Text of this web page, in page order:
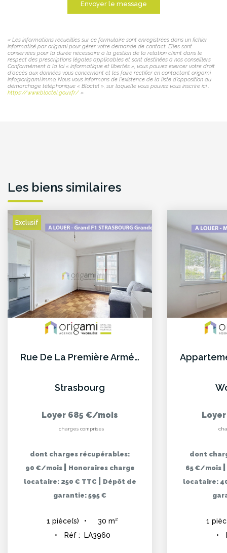
Envoyer le message
« Les informations recueillies sur ce formulaire sont enregistrées dans un fichier
informatisé par origami pour gérer votre demande de contact. Elles sont
conservées pour la durée nécessaire à la gestion de la relation client dans le
respect des prescriptions légales applicables et sont destinées à nos conseillers
Conformément à la loi « informatique et libertés », vous pouvez exercer votre droit
d'accès aux données vous concernant et les faire rectifier en contactant origami
info@origami.immo. Nous vous informons de l'existence de la liste d'opposition au
démarchage téléphonique « Bloctel », sur laquelle vous pouvez vous inscrire ici :
https://www.bloctel.gouv.fr/ »
Les biens similaires
Exclusif
Rue De La Première Armée, Magnfique F1 Récemment Rénové
Strasbourg
Loyer 685 €/mois
charges comprises
dont charges récupérables:
90 €/mois
Honoraires charge
locataire: 250 € TTC
Dépôt de
garantie: 595 €
1 pièce(s) 30 m²
Réf : LA3960
dont
65 €/mois
locataire:
1